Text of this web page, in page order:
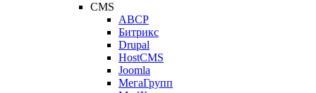
CMS
ABCP
Битрикс
Drupal
HostCMS
Joomla
МегаГрупп